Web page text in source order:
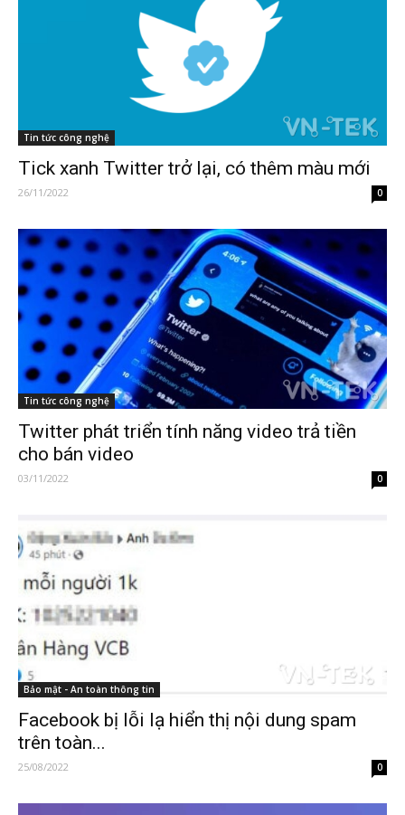
Tin tức công nghệ
Tick xanh Twitter trở lại, có thêm màu mới
26/11/2022 0
Tin tức công nghệ
Twitter phát triển tính năng video trả tiền
cho bán video
03/11/2022 0
Bảo mật - An toàn thông tin
Facebook bị lỗi lạ hiển thị nội dung spam
trên toàn...
25/08/2022 0